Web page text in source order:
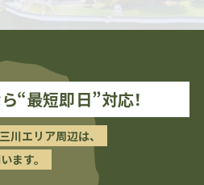
“最短即日”対応！
川エリア周辺は、
ます。